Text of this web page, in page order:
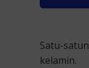
Satu-
kelamin.